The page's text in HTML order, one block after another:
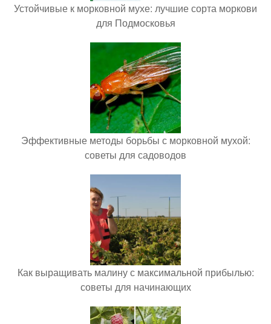
Устойчивые к морковной мухе: лучшие сорта моркови
для Подмосковья
Эффективные методы борьбы с морковной мухой:
советы для садоводов
Как выращивать малину с максимальной прибылью:
советы для начинающих